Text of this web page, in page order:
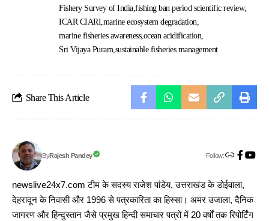
Fishery Survey of India fishing ban period scientific review
ICAR CIARI marine ecosystem degradation
marine fisheries awareness ocean acidification
Sri Vijaya Puram sustainable fisheries management
Share This Article
ByRajesh Pandey Follow:
newslive24x7.com टीम के सदस्य राजेश पांडेय, उत्तराखंड के डोईवाला,
देहरादून के निवासी और 1996 से पत्रकारिता का हिस्सा। अमर उजाला, दैनिक
जागरण और हिन्दुस्तान जैसे प्रमुख हिन्दी समाचार पत्रों में 20 वर्षों तक रिपोर्टिंग